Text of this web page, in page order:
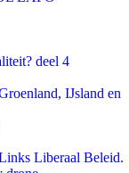
deel 4
IJsland en
Liberaal Beleid.